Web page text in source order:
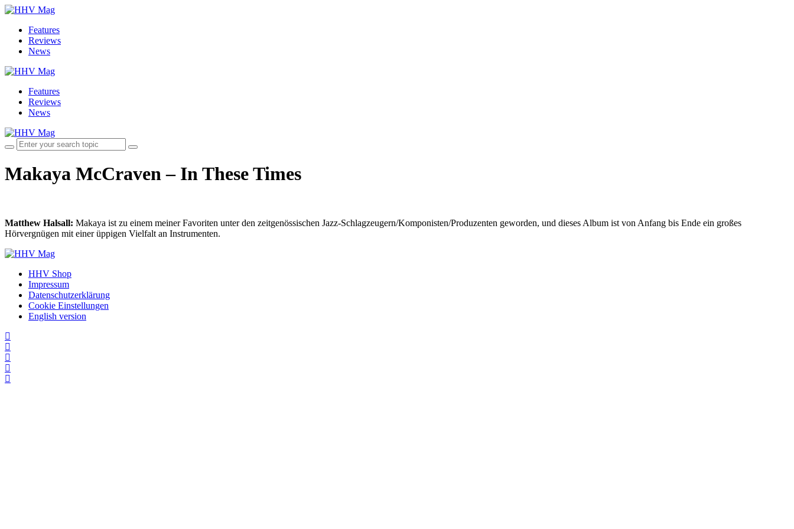
Features
Reviews
News
Features
Reviews
News
Makaya McCraven – In These Times
Matthew Halsall: Makaya ist zu einem meiner Favoriten unter den zeitgenössischen Jazz-Schlagzeugern/Komponisten/Produzenten geworden, und dieses Album ist von Anfang bis Ende ein großes
Hörvergnügen mit einer üppigen Vielfalt an Instrumenten.
HHV Shop
Impressum
Datenschutzerklärung
Cookie Einstellungen
English version